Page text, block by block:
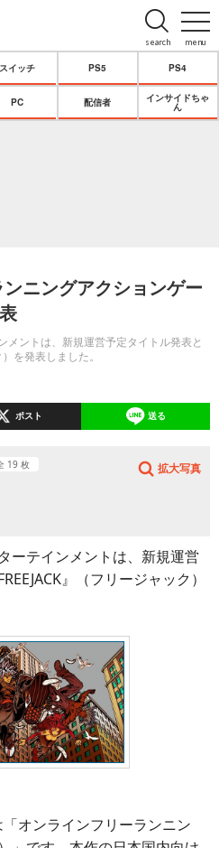
menu
search
スイッチ PS5 PS4
PC 配信者
インサイドちゃ
ん
ニングアクションゲー
メントは、新規運営予定タイトル発表と
を発表しました。
ポスト 送る
19 枚 拡大写真
ーテインメントは、新規運営
』（フリージャック）
「オンラインフリーランニン